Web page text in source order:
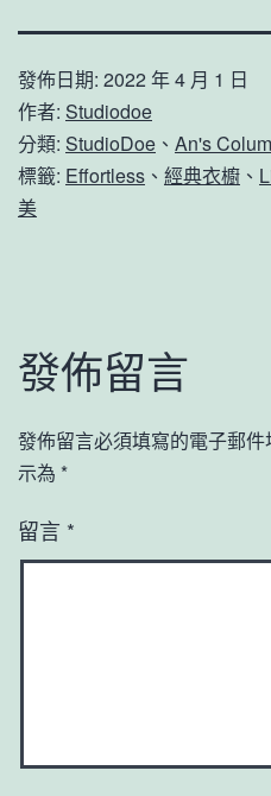
發佈日期: 2022 年 4 月 1 日
作者: Studiodoe
分類: StudioDoe 、 An's
標籤: Effortless 、 經典衣櫥 、
美
發佈留言
發佈留言必須填寫的電子郵件
示為 *
留言 *